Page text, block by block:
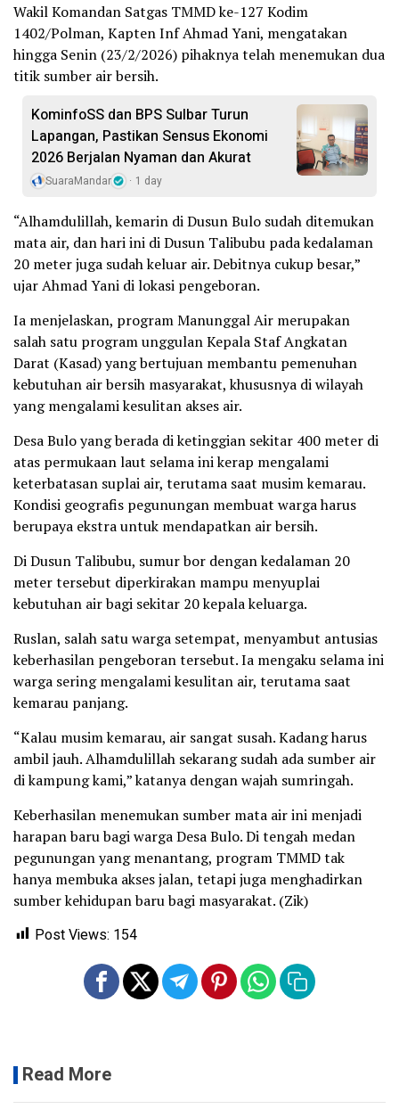
Wakil Komandan Satgas TMMD ke-127 Kodim
1402/Polman, Kapten Inf Ahmad Yani, mengatakan
hingga Senin (23/2/2026) pihaknya telah menemukan dua
titik sumber air bersih.
KominfoSS dan BPS Sulbar Turun
Lapangan, Pastikan Sensus Ekonomi
2026 Berjalan Nyaman dan Akurat
SuaraMandar 1 day
“Alhamdulillah, kemarin di Dusun Bulo sudah ditemukan
mata air, dan hari ini di Dusun Talibubu pada kedalaman
20 meter juga sudah keluar air. Debitnya cukup besar,”
ujar Ahmad Yani di lokasi pengeboran.
Ia menjelaskan, program Manunggal Air merupakan
salah satu program unggulan Kepala Staf Angkatan
Darat (Kasad) yang bertujuan membantu pemenuhan
kebutuhan air bersih masyarakat, khususnya di wilayah
yang mengalami kesulitan akses air.
Desa Bulo yang berada di ketinggian sekitar 400 meter di
atas permukaan laut selama ini kerap mengalami
keterbatasan suplai air, terutama saat musim kemarau.
Kondisi geografis pegunungan membuat warga harus
berupaya ekstra untuk mendapatkan air bersih.
Di Dusun Talibubu, sumur bor dengan kedalaman 20
meter tersebut diperkirakan mampu menyuplai
kebutuhan air bagi sekitar 20 kepala keluarga.
Ruslan, salah satu warga setempat, menyambut antusias
keberhasilan pengeboran tersebut. Ia mengaku selama ini
warga sering mengalami kesulitan air, terutama saat
kemarau panjang.
“Kalau musim kemarau, air sangat susah. Kadang harus
ambil jauh. Alhamdulillah sekarang sudah ada sumber air
di kampung kami,” katanya dengan wajah sumringah.
Keberhasilan menemukan sumber mata air ini menjadi
harapan baru bagi warga Desa Bulo. Di tengah medan
pegunungan yang menantang, program TMMD tak
hanya membuka akses jalan, tetapi juga menghadirkan
sumber kehidupan baru bagi masyarakat. (Zik)
Post Views: 154
Read More